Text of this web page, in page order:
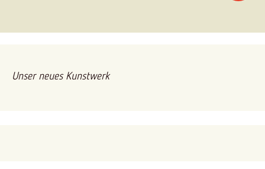
Unser neues Kunstwerk